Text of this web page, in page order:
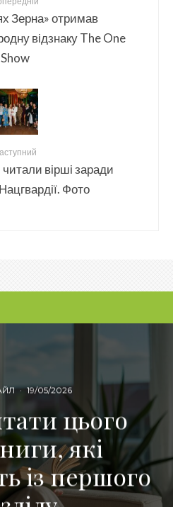
Зерна» отримав
відзнаку The One
Show
читали вірші заради
Фото
· 19/05/2026
цього
які
із першого